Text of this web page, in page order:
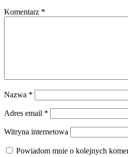
Komentarz *
Nazwa *
Adres email *
Witryna internetowa
Powiadom mnie o kolejnych